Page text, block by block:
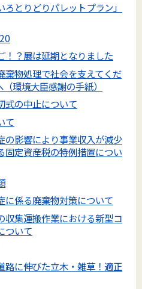
とりどりパレットプラン」
！？展は延期となりました
棄物処理で社会を支えてくだ
環境大臣感謝の手紙）
式の中止について
て
の影響により事業収入が減少
固定資産税の特例措置につい
に係る廃棄物対策について
収集運搬作業における新型コ
ついて
路に伸びた立木・雑草！適正